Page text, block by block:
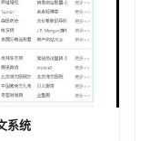
系统